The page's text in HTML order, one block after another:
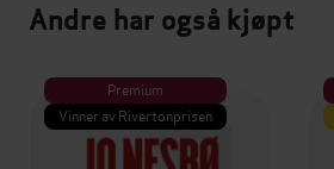
Andre har også kjøpt
Premium
Vinner av Rivertonprisen